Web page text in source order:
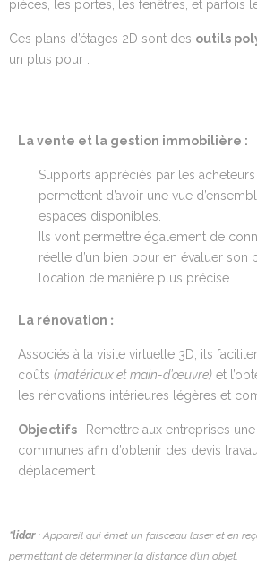
pièces, les portes, les fenêtres, et parfois
Ces plans d’étages 2D sont des outils
un plus pour :
La vente et la gestion immobilière :
Supports appréciés par les
permettent d’avoir une vue
espaces disponibles.
Ils vont permettre également de
réelle d’un bien pour en évaluer son
location de manière plus précise.
La rénovation :
Associés à la visite virtuelle 3D, ils
coûts (matériaux et main-d’œuvre) et
les rénovations intérieures légères et
Objectifs : Remettre aux entreprises
communes afin d’obtenir des devis
déplacement
*lidar : Appareil qui émet un faisceau laser et en
permettant de déterminer la distance d’un objet.